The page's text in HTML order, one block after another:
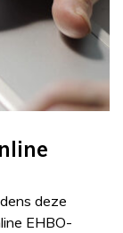
deze
EHBO-